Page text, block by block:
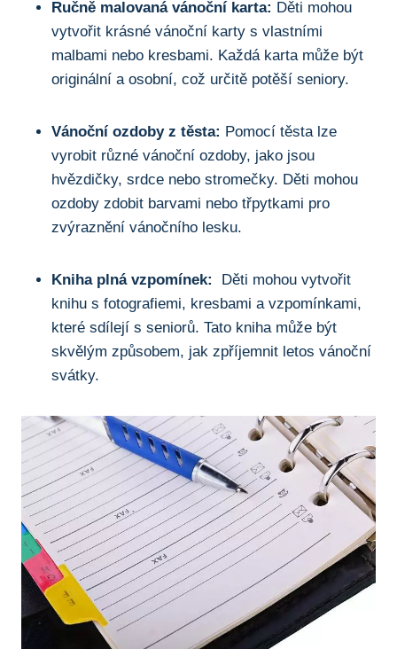
Ručně malovaná vánoční karta: Děti mohou
⁢vytvořit krásné vánoční karty⁤ s​ vlastními
malbami nebo‌ kresbami. ⁣Každá karta může být
originální ⁣a osobní, což určitě potěší seniory.
Vánoční ozdoby z‌ těsta: Pomocí těsta ‌lze
vyrobit různé vánoční ⁤ozdoby, jako ⁤jsou
hvězdičky,​ srdce nebo stromečky. Děti mohou​
ozdoby⁢ zdobit barvami nebo⁢ třpytkami pro
zvýraznění vánočního lesku.
Kniha plná vzpomínek:
⁢ Děti mohou vytvořit‍
knihu s fotografiemi,‌ kresbami a vzpomínkami,
které sdílejí s seniorů. Tato kniha ‍může⁤ být
skvělým způsobem, ​jak zpříjemnit letos vánoční
svátky.